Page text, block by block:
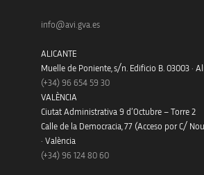
info@avi.gva.es
ALICANTE
Muelle de Poniente, s/n. Edificio B. 03003 ·
(+34) 96 654 59 30
VALÈNCIA
Ciutat Administrativa 9 d’Octubre – Torre 2
Calle de la Democracia, 77 (Acceso por C/
· València
(+34) 96 124 80 60